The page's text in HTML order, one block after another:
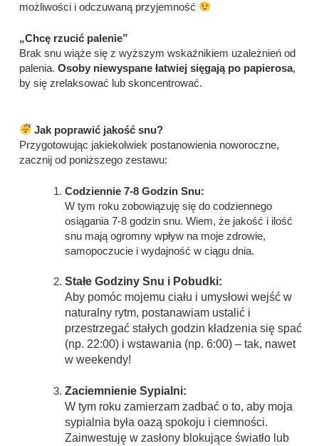
możliwości i odczuwaną przyjemność
„Chcę rzucić palenie”
Brak snu wiąże się z wyższym wskaźnikiem uzależnień od
palenia.Osoby niewyspane łatwiej sięgają po papierosa,
by się zrelaksować lub skoncentrować.
Jak poprawić jakość snu?
Przygotowując jakiekolwiek postanowienia noworoczne,
zacznij od poniższego zestawu:
Codziennie 7-8 Godzin Snu:
W tym roku zobowiązuję się do codziennego
osiągania 7-8 godzin snu. Wiem, że jakość i ilość
snu mają ogromny wpływ na moje zdrowie,
samopoczucie i wydajność w ciągu dnia.
Stałe Godziny Snu i Pobudki:
Aby pomóc mojemu ciału i umysłowi wejść w
naturalny rytm, postanawiam ustalić i
przestrzegać stałych godzin kładzenia się spać
(np. 22:00) i wstawania (np. 6:00) – tak, nawet
w weekendy!
Zaciemnienie Sypialni:
W tym roku zamierzam zadbać o to, aby moja
sypialnia była oazą spokoju i ciemności.
Zainwestuję w zasłony blokujące światło lub